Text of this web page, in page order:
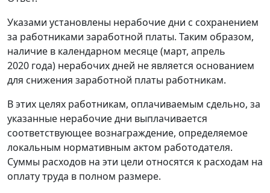
Указами установлены нерабочие дни с сохранением
за работниками заработной платы. Таким образом,
наличие в календарном месяце (март, апрель
2020 года) нерабочих дней не является основанием
для снижения заработной платы работникам.
В этих целях работникам, оплачиваемым сдельно, за
указанные нерабочие дни выплачивается
соответствующее вознаграждение, определяемое
локальным нормативным актом работодателя.
Суммы расходов на эти цели относятся к расходам на
оплату труда в полном размере.